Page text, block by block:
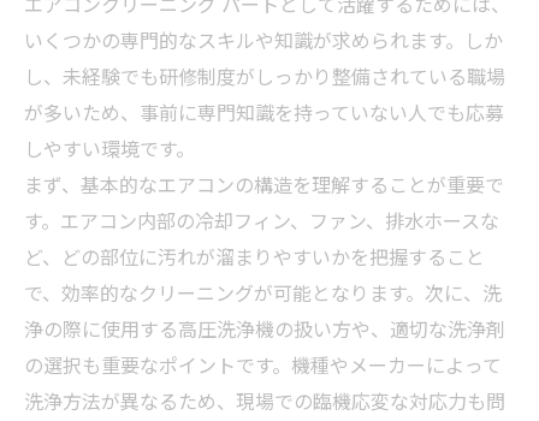
いくつかの専門的なスキルや知識が求められます。しか
し、未経験でも研修制度がしっかり整備されている職場
が多いため、事前に専門知識を持っていない人でも応募
しやすい環境です。
まず、基本的なエアコンの構造を理解することが重要で
す。エアコン内部の冷却フィン、ファン、排水ホースな
ど、どの部位に汚れが溜まりやすいかを把握すること
で、効率的なクリーニングが可能となります。次に、洗
浄の際に使用する高圧洗浄機の扱い方や、適切な洗浄剤
の選択も重要なポイントです。機種やメーカーによって
洗浄方法が異なるため、現場での臨機応変な対応力も問